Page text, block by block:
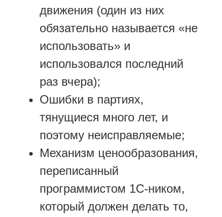
движения (один из них
обязательно называется «не
использовать» и
использовался последний
раз вчера);
Ошибки в партиях,
тянущиеся много лет, и
поэтому неисправляемые;
Механизм ценообразования,
переписанный
программистом 1С-ником,
который должен делать то,